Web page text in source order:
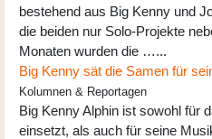
bestehend aus Big Kenny und
die beiden nur Solo-Projekte
Monaten wurden die …...
Big Kenny sät die Samen für
Kolumnen & Reportagen
Big Kenny Alphin ist sowohl für
einsetzt, als auch für seine